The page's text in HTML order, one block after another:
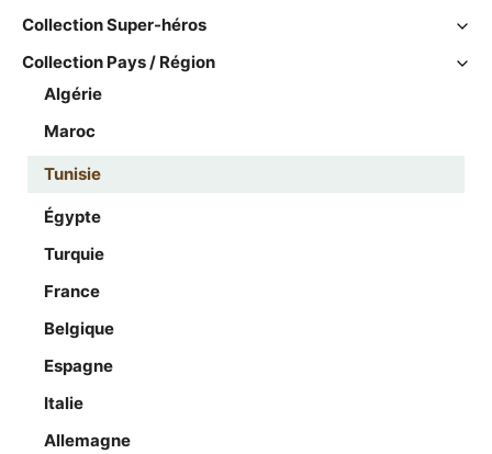
Collection Super-héros
Collection Pays / Région
Algérie
Maroc
Tunisie
Égypte
Turquie
France
Belgique
Espagne
Italie
Allemagne